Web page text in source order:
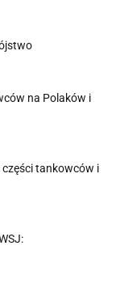
na Polaków i
części tankowców i